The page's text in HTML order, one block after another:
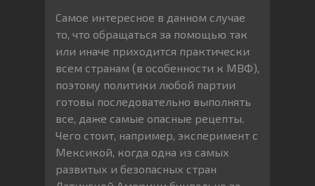
Самое интересное в данном случае
то, что обращаться за помощью так
или иначе приходится практически
всем странам (в особенности к МВФ),
поэтому политики любой партии
готовы последовательно выполнять
все, даже самые опасные рецепты.
Чего стоит, например, эксперимент с
Мексикой, когда одна из самых
развитых и безопасных стран